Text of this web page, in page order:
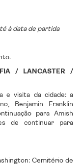
à data de partida
/ LANCASTER /
e visita da cidade: a
Benjamin Franklin
para Amish
de continuar para
Cemitério de